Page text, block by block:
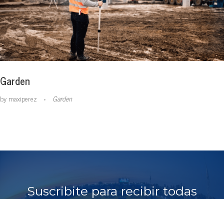
Garden
by maxiperez Garden
Suscribite para recibir todas